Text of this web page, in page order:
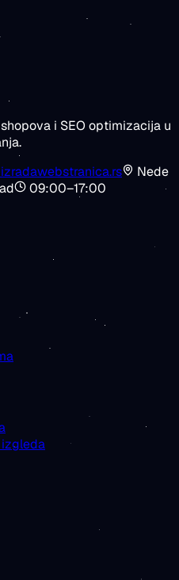
i SEO optimizacija u
Nede
09:00–17:00